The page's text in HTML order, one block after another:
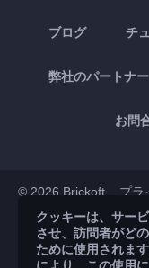
ブログ チ
弊社のパートナー
お問
© 2026 Brickoft プラ
App
クッキーは、サー
させ、訪問者がど
ために使用されま